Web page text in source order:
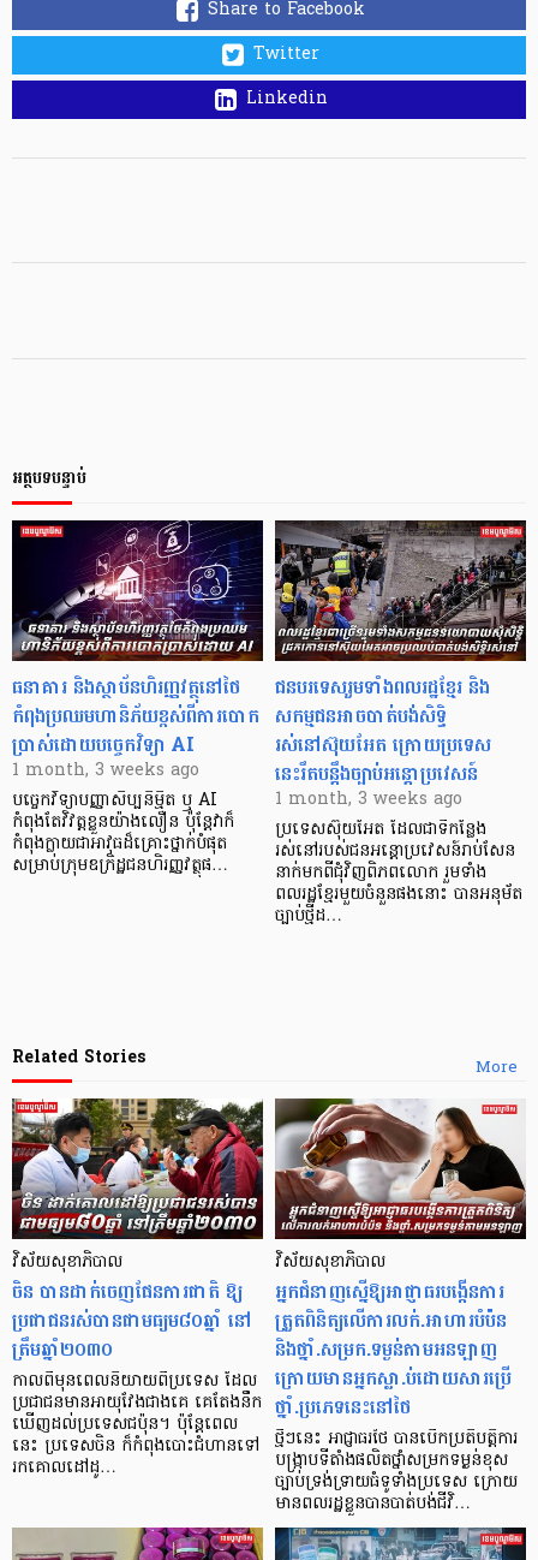
Share to Facebook
Twitter
Linkedin
អត្ថបទបន្ទាប់
ធនាគារ និងស្ថាប័នហិរញ្ញវត្ថុនៅថៃ
កំពុងប្រឈមហានិភ័យខ្ពស់ពីការបោក
ប្រាស់ដោយបច្ចេកវិទ្យា AI
1 month, 3 weeks ago
បច្ចេកវិទ្យាបញ្ញាសិប្បនិម្មិត ឬ AI
កំពុងតែវិវត្តខ្លួនយ៉ាងលឿន ប៉ុន្តែវាក៏
កំពុងក្លាយជាអាវុធដ៏គ្រោះថ្នាក់បំផុត
សម្រាប់ក្រុមឧក្រិដ្ឋជនហិរញ្ញវត្ថុផ…
ជនបរទេសរួមទាំងពលរដ្ឋខ្មែរ និង
សកម្មជនអាចបាត់បង់សិទ្ធិ
រស់នៅស៊ុយអែត ក្រោយប្រទេស
នេះរឹតបន្តឹងច្បាប់អន្តោប្រវេសន៍
1 month, 3 weeks ago
ប្រទេសស៊ុយអែត ដែលជាទីកន្លែង
រស់នៅរបស់ជនអន្តោប្រវេសន៍រាប់សែន
នាក់មកពីជុំវិញពិភពលោក រួមទាំង
ពលរដ្ឋខ្មែរមួយចំនួនផងនោះ បានអនុម័ត
ច្បាប់ថ្មីដ…
More
Related Stories
វិស័យសុខាភិបាល
ចិន បានដាក់ចេញផែនការជាតិ ឱ្យ
ប្រជាជនរស់បានជាមធ្យម៨០ឆ្នាំ នៅ
ត្រឹមឆ្នាំ២០៣០
កាលពីមុនពេលនិយាយពីប្រទេស ដែល
ប្រជាជនមានអាយុវែងជាងគេ គេតែងនឹក
ឃើញដល់ប្រទេសជប៉ុន។ ប៉ុន្តែពេល​
នេះ ប្រទេសចិន ក៏កំពុងបោះជំហានទៅ
រកគោលដៅដូ…
វិស័យសុខាភិបាល
អ្នកជំនាញស្នើឱ្យអាជ្ញាធរបង្កើនការ
ត្រួតពិនិត្យលើការលក់.អាហារបំប៉ន
និងថ្នាំ.សម្រក.ទម្ងន់តាមអនឡាញ
ក្រោយមានអ្នកស្លា.ប់ដោយសារប្រើ
ថ្នាំ.ប្រភេទនេះនៅថៃ
ថ្មីៗនេះ អាជ្ញាធរថៃ បានបើកប្រតិបត្តិការ
បង្ក្រាបទីតាំងផលិតថ្នាំសម្រកទម្ងន់ខុស
ច្បាប់ទ្រង់ទ្រាយធំទូទាំងប្រទេស ក្រោយ
មានពលរដ្ឋខ្លួនបានបាត់បង់ជីវិ…